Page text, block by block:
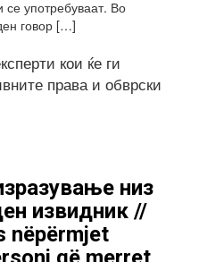
употребуваат. Во
говор […]
кои ќе ги
права и обврски
низ
извидник //
nëpërmjet